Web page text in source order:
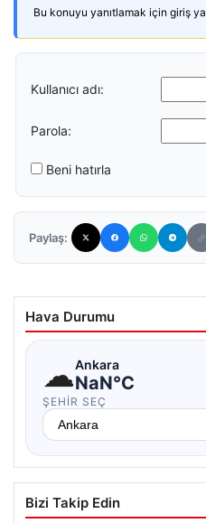
Bu konuyu yanıtlamak için giriş
Kullanıcı adı:
Parola:
Beni hatırla
Paylaş:
Hava Durumu
☁Ankara
NaN°C
ŞEHIR SEÇ
Bizi Takip Edin